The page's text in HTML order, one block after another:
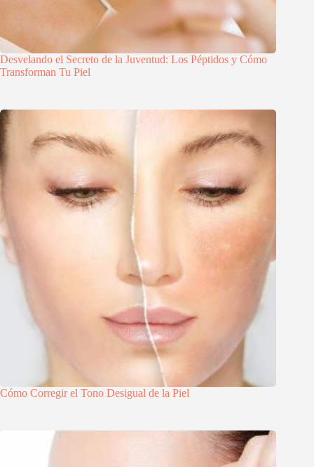
Desvelando el Secreto de la Juventud: Los Péptidos y Cómo
Transforman Tu Piel
Cómo Corregir el Tono Desigual de la Piel